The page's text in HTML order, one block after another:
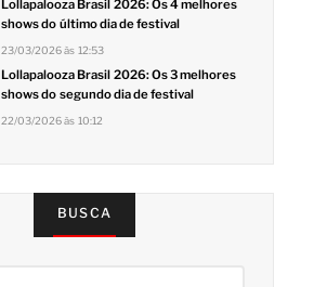
Lollapalooza Brasil 2026: Os 4 melhores
shows do último dia de festival
23/03/2026 às 12:53
Lollapalooza Brasil 2026: Os 3 melhores
shows do segundo dia de festival
22/03/2026 às 10:12
BUSCA